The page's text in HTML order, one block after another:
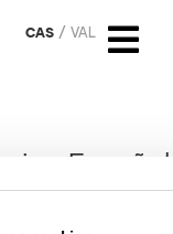
CAS VAL